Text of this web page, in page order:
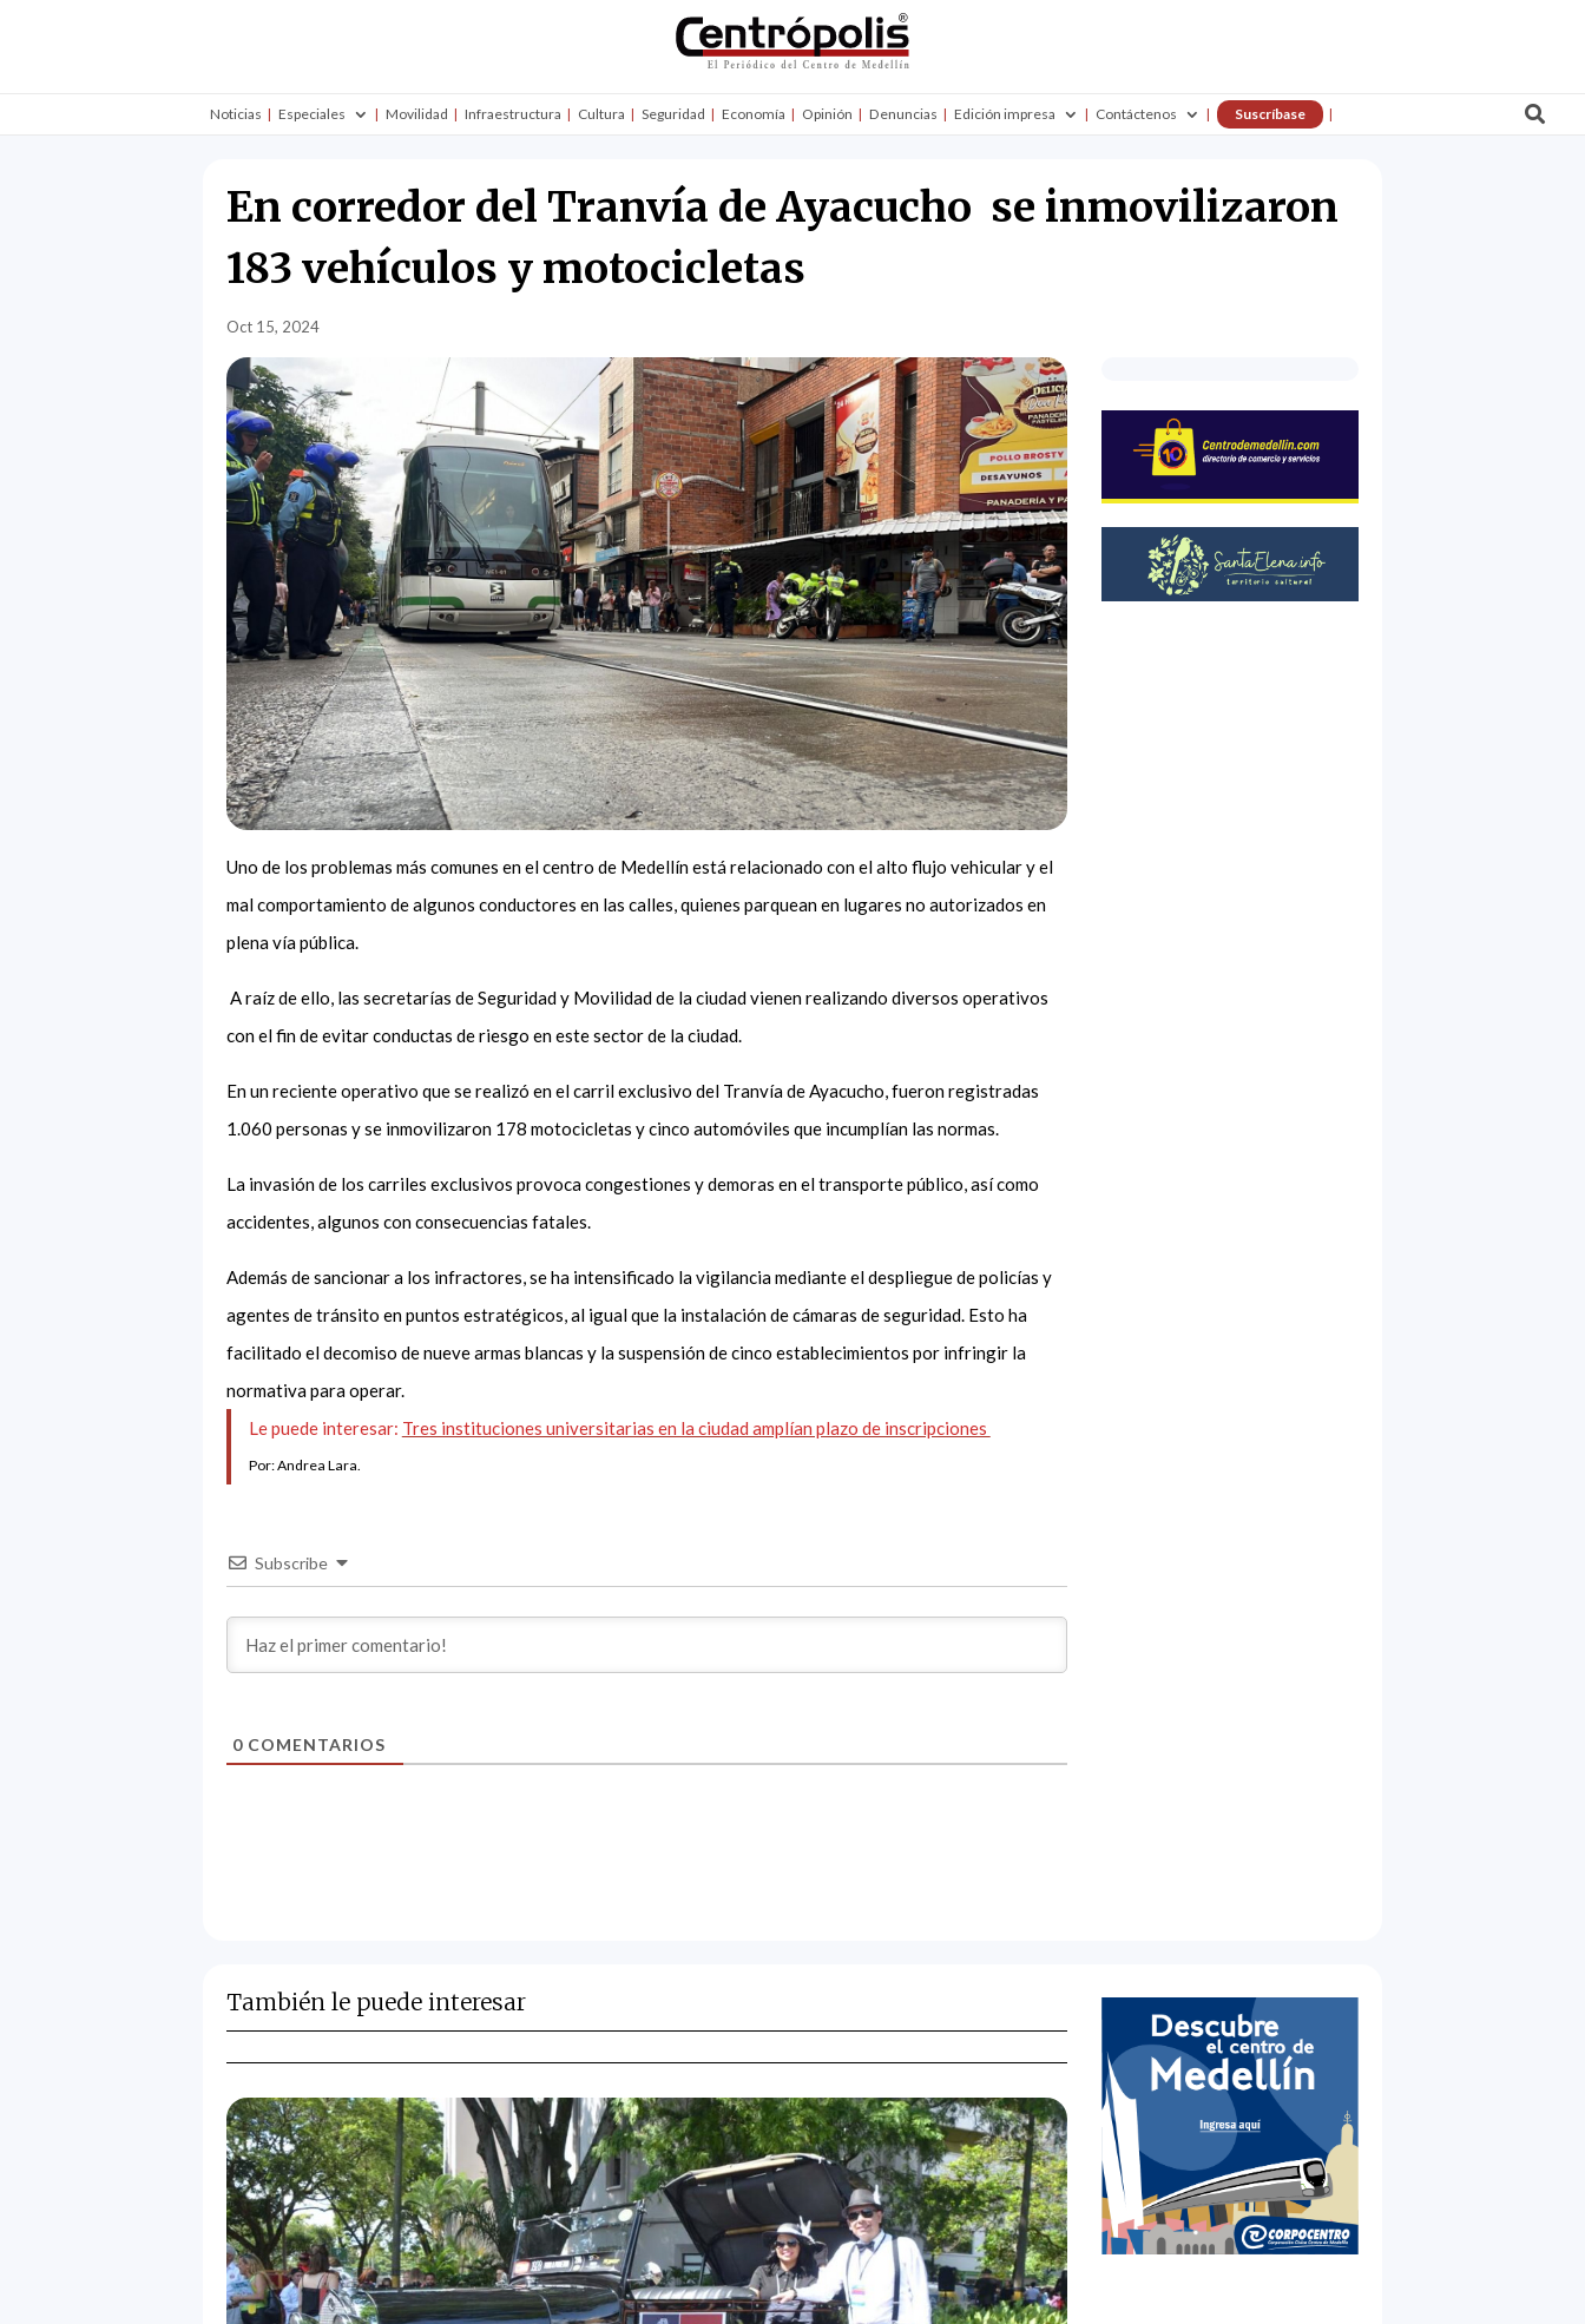
Noticias Especiales Movilidad Infraestructura Cultura Seguridad Economía Opinión Denuncias Edición impresa Contáctenos Suscríbase 
En corredor del Tranvía de Ayacucho se inmovilizaron
183 vehículos y motocicletas
Oct 15, 2024
Uno de los problemas más comunes en el centro de Medellín está relacionado con el alto flujo vehicular y el
mal comportamiento de algunos conductores en las calles, quienes parquean en lugares no autorizados en
plena vía pública.
A raíz de ello, las secretarías de Seguridad y Movilidad de la ciudad vienen realizando diversos operativos
con el fin de evitar conductas de riesgo en este sector de la ciudad.
En un reciente operativo que se realizó en el carril exclusivo del Tranvía de Ayacucho, fueron registradas
1.060 personas y se inmovilizaron 178 motocicletas y cinco automóviles que incumplían las normas.
La invasión de los carriles exclusivos provoca congestiones y demoras en el transporte público, así como
accidentes, algunos con consecuencias fatales.
Además de sancionar a los infractores, se ha intensificado la vigilancia mediante el despliegue de policías y
agentes de tránsito en puntos estratégicos, al igual que la instalación de cámaras de seguridad. Esto ha
facilitado el decomiso de nueve armas blancas y la suspensión de cinco establecimientos por infringir la
normativa para operar.
Le puede interesar: Tres instituciones universitarias en la ciudad amplían plazo de inscripciones
Por: Andrea Lara.
Subscribe
0 COMENTARIOS
También le puede interesar